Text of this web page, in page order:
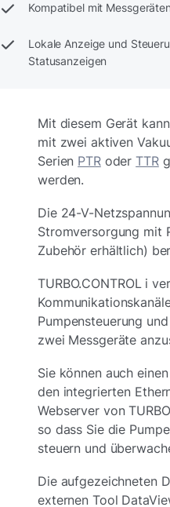
Kompatibel mit
Lokale Anzeige und
Statusanzeigen
Mit diesem Gerät
mit zwei aktiven
Serien PTRoder TTR
werden.
Die 24-V-
Stromversorgung mit
Zubehör erhältlich)
TURBO.CONTROL i
Pumpensteuerung
zwei Messgeräte
Sie können auch
den integrierten
Webserver von
so dass Sie die
steuern und
Die aufgezeichneten
externen Tool